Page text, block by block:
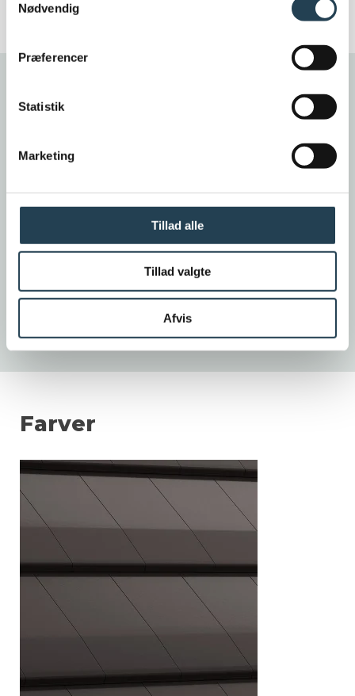
Nødvendig
Præferencer
Statistik
Marketing
Tillad alle
Tillad valgte
Afvis
MATSORT GLASERET
Datura
Datura tagstenen er en helt igennem moderne
og stilsikker tegltagsten. Farverne og den
smukke overflade er som skabt til moderne
arkitektur. Resultatet er et stilrent tag med
elegance og karakter. Datura tagstenen er
perfekt til de mindre tage og er en falstagsten,
Farver